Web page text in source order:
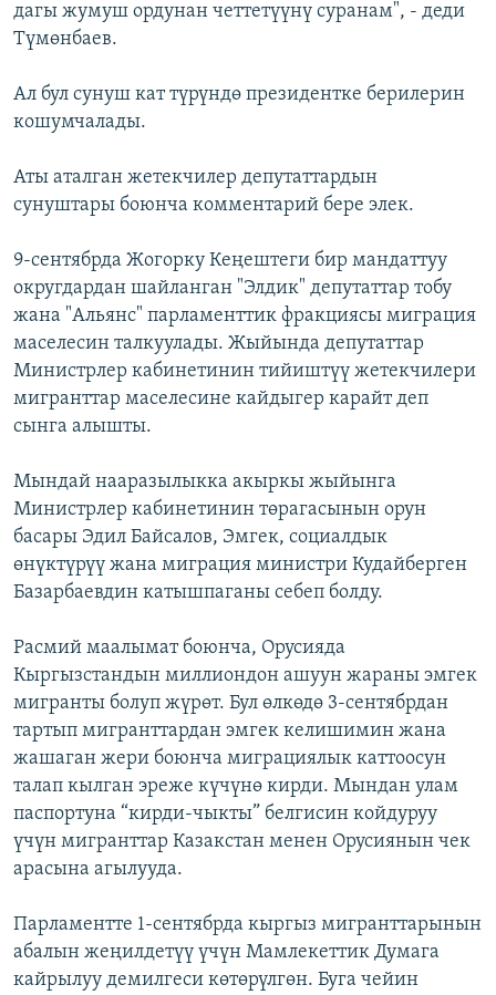
дагы жумуш ордунан четтетүүнү суранам", - деди
Түмөнбаев.
Ал бул сунуш кат түрүндө президентке берилерин
кошумчалады.
Аты аталган жетекчилер депутаттардын
сунуштары боюнча комментарий бере элек.
9-сентябрда Жогорку Кеңештеги бир мандаттуу
округдардан шайланган "Элдик" депутаттар тобу
жана "Альянс" парламенттик фракциясы миграция
маселесин талкуулады. Жыйында депутаттар
Министрлер кабинетинин тийиштүү жетекчилери
мигранттар маселесине кайдыгер карайт деп
сынга алышты.
Мындай нааразылыкка акыркы жыйынга
Министрлер кабинетинин төрагасынын орун
басары Эдил Байсалов, Эмгек, социалдык
өнүктүрүү жана миграция министри Кудайберген
Базарбаевдин катышпаганы себеп болду.
Расмий маалымат боюнча, Орусияда
Кыргызстандын миллиондон ашуун жараны эмгек
мигранты болуп жүрөт. Бул өлкөдө 3-сентябрдан
тартып мигранттардан эмгек келишимин жана
жашаган жери боюнча миграциялык каттоосун
талап кылган эреже күчүнө кирди. Мындан улам
паспортуна “кирди-чыкты” белгисин койдуруу
үчүн мигранттар Казакстан менен Орусиянын чек
арасына агылууда.
Парламентте 1-сентябрда кыргыз мигранттарынын
абалын жеңилдетүү үчүн Мамлекеттик Думага
кайрылуу демилгеси көтөрүлгөн. Буга чейин